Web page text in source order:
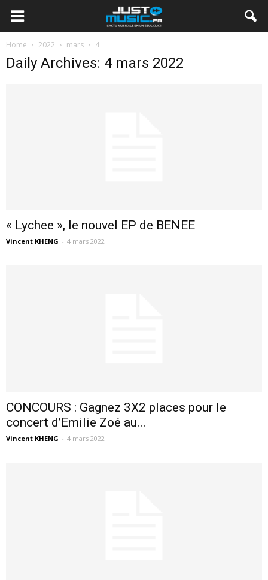
Home 2022 mars 4
Daily Archives: 4 mars 2022
« Lychee », le nouvel EP de BENEE
Vincent KHENG - 4 mars 2022
CONCOURS : Gagnez 3X2 places pour le
concert d’Emilie Zoé au...
Vincent KHENG - 4 mars 2022